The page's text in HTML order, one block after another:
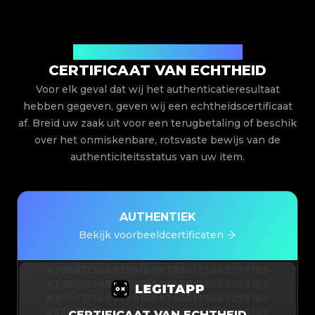
CERTIFICAAT VAN ECHTHEID
Voor elk geval dat wij het authenticatieresultaat
hebben gegeven, geven wij een echtheidscertificaat
af. Breid uw zaak uit voor een terugbetaling of beschik
over het onmiskenbare, rotsvaste bewijs van de
authenticiteitsstatus van uw item.
AUTHENTIEK
Bekijk voorbeeldcertificaten
#3066123689299189#3066123689299189
#3066123689299189#3066123689299189
#3066123689299189#3066123689299189